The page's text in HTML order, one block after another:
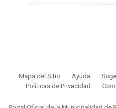
Mapa del Sitio Ayuda
Políticas de Privacidad